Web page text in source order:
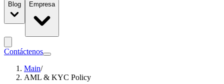
Blog Empresa
Contáctenos
Main/
AML & KYC Policy